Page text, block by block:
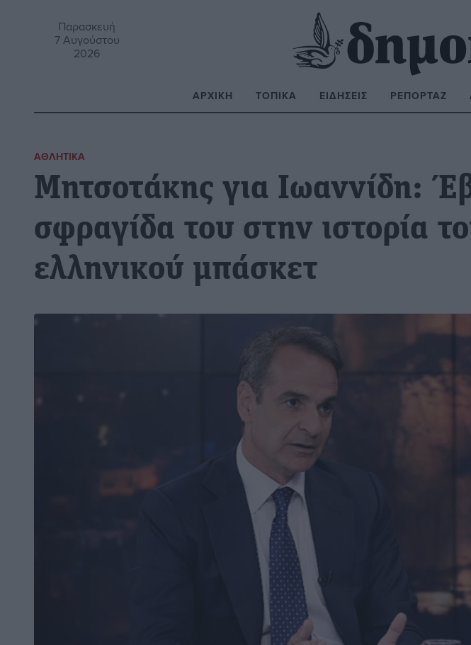
Παρασκευή
7 Αυγούστου
2026
ΑΡΧΙΚΉ ΤΟΠΙΚΆ ΕΙΔΉΣΕΙΣ ΡΕΠΟΡΤΆΖ
ΑΘΛΗΤΙΚΆ
Μητσοτάκης για Ιωαννίδη:
σφραγίδα του στην ιστορία
ελληνικού μπάσκετ